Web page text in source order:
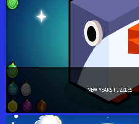
NEW YEARS PUZZLES